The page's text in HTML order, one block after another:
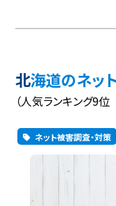
北海道のネ
（人気ランキング9
ネット被害調査・対策